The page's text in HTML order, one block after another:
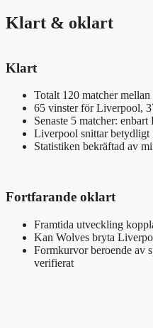
Klart & oklart
Klart
Totalt 120 matcher
65 vinster för Liverpool,
Senaste 5 matcher:
Liverpool snittar betydligt
Statistiken bekräftad av
Fortfarande oklart
Framtida utveckling
Kan Wolves bryta
Formkurvor beroende av
verifierat